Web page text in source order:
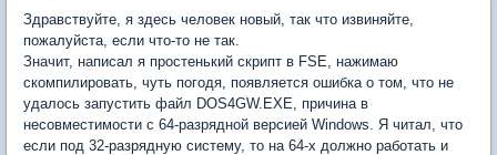
Здравствуйте, я здесь человек новый, так что извиняйте,
пожалуйста, если что-то не так.
Значит, написал я простенький скрипт в FSE, нажимаю
скомпилировать, чуть погодя, появляется ошибка о том, что не
удалось запустить файл DOS4GW.EXE, причина в
несовместимости с 64-разрядной версией Windows. Я читал, что
если под 32-разрядную систему, то на 64-х должно работать и